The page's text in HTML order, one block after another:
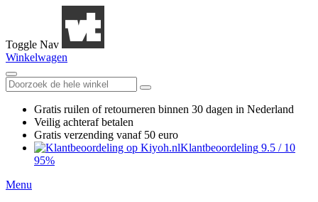
Toggle Nav
Winkelwagen
Gratis ruilen of retourneren binnen 30 dagen in Nederland
Veilig achteraf betalen
Gratis verzending vanaf 50 euro
Klantbeoordeling 9.5 / 10
95%
Menu